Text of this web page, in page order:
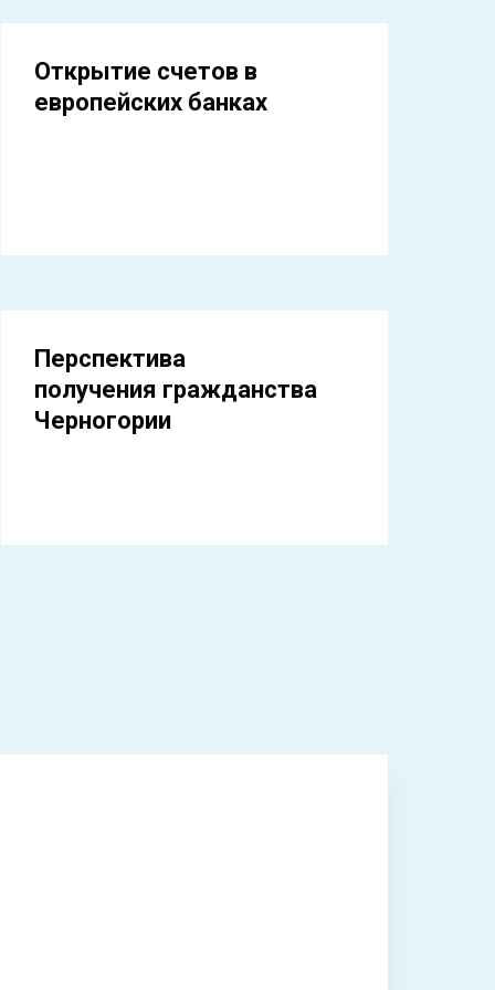
Открытие счетов в
европейских банках
Перспектива
получения гражданства
Черногории